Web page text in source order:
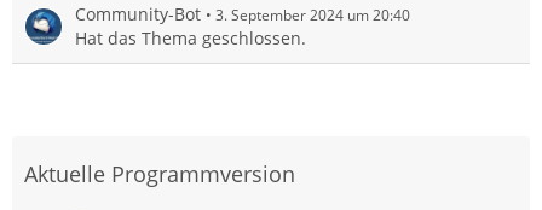
Community-Bot 3. September 2024 um 20:40
Hat das Thema geschlossen.
Aktuelle Programmversion